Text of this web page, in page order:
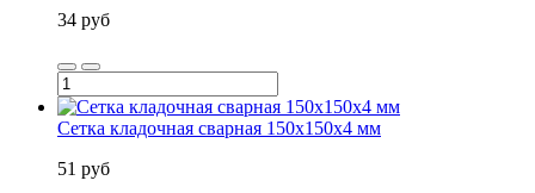
34 руб
Сетка кладочная сварная 150х150х4 мм
51 руб